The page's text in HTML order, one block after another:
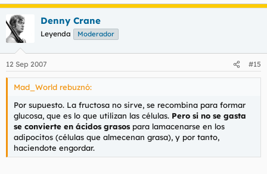
Denny Crane
Leyenda Moderador
12 Sep 2007 #15
Mad_World rebuznó:
Por supuesto. La fructosa no sirve, se recombina para formar
glucosa, que es lo que utilizan las células. Pero si no se gasta
se convierte en ácidos grasos para lamacenarse en los
adipocitos (células que almecenan grasa), y por tanto,
haciendote engordar.